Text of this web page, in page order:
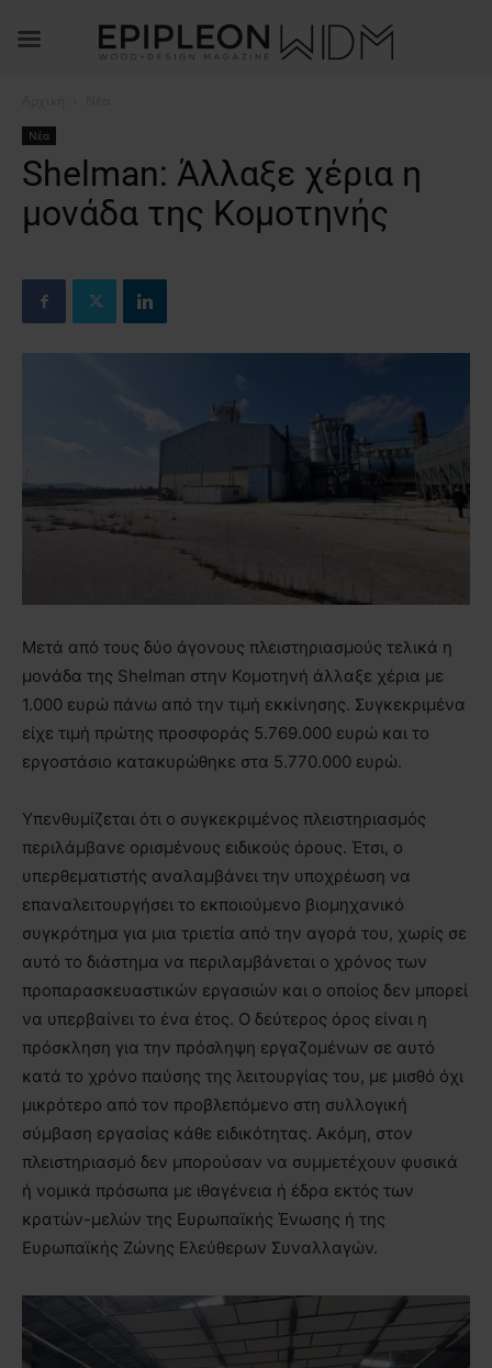
Νέα
Shelman: Άλλαξε χέρια η
μονάδα της Κομοτηνής
Μετά από τους δύο άγονους πλειστηριασμούς τελικά η
μονάδα της Shelman στην Κομοτηνή άλλαξε χέρια με
1.000 ευρώ πάνω από την τιμή εκκίνησης. Συγκεκριμένα
είχε τιμή πρώτης προσφοράς 5.769.000 ευρώ και το
εργοστάσιο κατακυρώθηκε στα 5.770.000 ευρώ.
Υπενθυμίζεται ότι ο συγκεκριμένος πλειστηριασμός
περιλάμβανε ορισμένους ειδικούς όρους. Έτσι, ο
υπερθεματιστής αναλαμβάνει την υποχρέωση να
επαναλειτουργήσει το εκποιούμενο βιομηχανικό
συγκρότημα για μια τριετία από την αγορά του, χωρίς σε
αυτό το διάστημα να περιλαμβάνεται ο χρόνος των
προπαρασκευαστικών εργασιών και ο οποίος δεν μπορεί
να υπερβαίνει το ένα έτος. Ο δεύτερος όρος είναι η
πρόσκληση για την πρόσληψη εργαζομένων σε αυτό
κατά το χρόνο παύσης της λειτουργίας του, με μισθό όχι
μικρότερο από τον προβλεπόμενο στη συλλογική
σύμβαση εργασίας κάθε ειδικότητας. Ακόμη, στον
πλειστηριασμό δεν μπορούσαν να συμμετέχουν φυσικά
ή νομικά πρόσωπα με ιθαγένεια ή έδρα εκτός των
κρατών-μελών της Ευρωπαϊκής Ένωσης ή της
Ευρωπαϊκής Ζώνης Ελεύθερων Συναλλαγών.